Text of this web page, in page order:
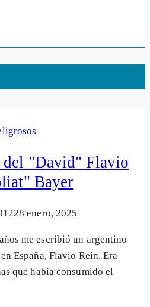
"David" Flavio
Bayer
28 enero, 2025
me escribió un argentino
España, Flavio Rein. Era
que había consumido el